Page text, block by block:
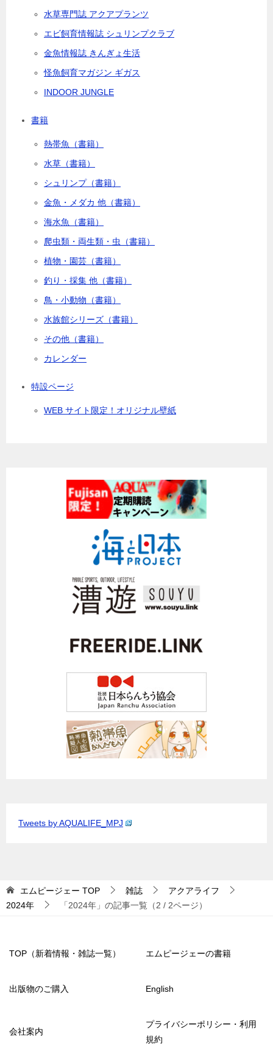
水草専門誌 アクアプランツ
エビ飼育情報誌 シュリンプクラブ
金魚情報誌 きんぎょ生活
怪魚飼育マガジン ギガス
INDOOR JUNGLE
書籍
熱帯魚（書籍）
水草（書籍）
シュリンプ（書籍）
金魚・メダカ 他（書籍）
海水魚（書籍）
爬虫類・両生類・虫（書籍）
植物・園芸（書籍）
釣り・採集 他（書籍）
鳥・小動物（書籍）
水族館シリーズ（書籍）
その他（書籍）
カレンダー
特設ページ
WEB サイト限定！オリジナル壁紙
Tweets by AQUALIFE_MPJ
エムピージェー TOP 雑誌
アクアライフ
2024年
「2024年」の記事一覧（2 / 2ページ）
TOP（新着情報・雑誌一覧） エムピージェーの書籍
出版物のご購入 English
会社案内
プライバシーポリシー・利用
規約